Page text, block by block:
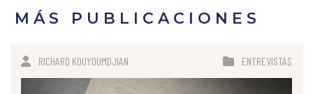
MÁS PUBLICACIONES
RICHARD KOUYOUMDJIAN ENTREVISTAS